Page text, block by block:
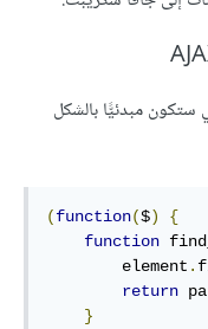
ستكون مبدئيًّا بالشكل
(function($)
{
function
element .
return
}